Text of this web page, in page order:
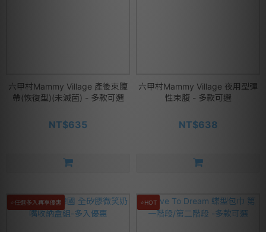
六甲村Mammy Village 產後束腹
帶(恢復型)(未滅菌) - 多款可選
NT$635
六甲村Mammy Village 夜用型彈
性束腹 - 多款可選
NT$638
⭐任選多入再享優惠 ⭐HOT